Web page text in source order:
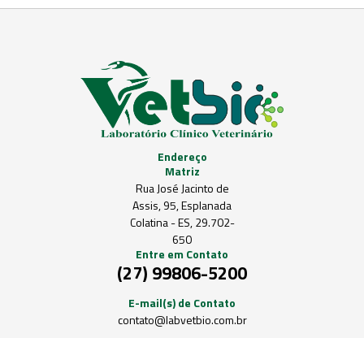
Endereço
Matriz
Rua José Jacinto de
Assis, 95, Esplanada
Colatina - ES, 29.702-
650
Entre em Contato
(27) 99806-5200
E-mail(s) de Contato
contato@labvetbio.com.br